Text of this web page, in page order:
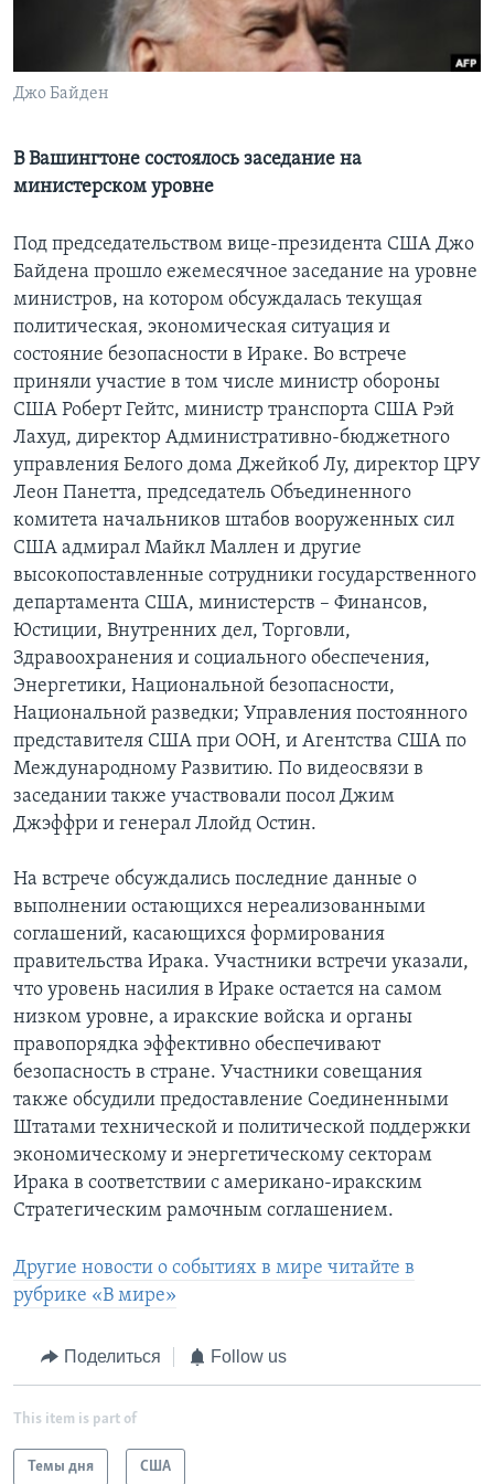
Learning English
СОЦИАЛЬНЫЕ СЕТИ
Языки
Джо Байден
В Вашингтоне состоялось заседание на
министерском уровне
Под председательством вице-президента США Джо
Байдена прошло ежемесячное заседание на уровне
министров, на котором обсуждалась текущая
политическая, экономическая ситуация и
состояние безопасности в Ираке. Во встрече
приняли участие в том числе министр обороны
США Роберт Гейтс, министр транспорта США Рэй
Лахуд, директор Административно-бюджетного
управления Белого дома Джейкоб Лу, директор ЦРУ
Леон Панетта, председатель Объединенного
комитета начальников штабов вооруженных сил
США адмирал Майкл Маллен и другие
высокопоставленные сотрудники государственного
департамента США, министерств – Финансов,
Юстиции, Внутренних дел, Торговли,
Здравоохранения и социального обеспечения,
Энергетики, Национальной безопасности,
Национальной разведки; Управления постоянного
представителя США при ООН, и Агентства США по
Международному Развитию. По видеосвязи в
заседании также участвовали посол Джим
Джэффри и генерал Ллойд Остин.
На встрече обсуждались последние данные о
выполнении остающихся нереализованными
соглашений, касающихся формирования
правительства Ирака. Участники встречи указали,
что уровень насилия в Ираке остается на самом
низком уровне, а иракские войска и органы
правопорядка эффективно обеспечивают
безопасность в стране. Участники совещания
также обсудили предоставление Соединенными
Штатами технической и политической поддержки
экономическому и энергетическому секторам
Ирака в соответствии с американо-иракским
Стратегическим рамочным соглашением.
Другие новости о событиях в мире читайте в
рубрике «В мире»
Поделиться Follow us
This item is part of
Темы дня США